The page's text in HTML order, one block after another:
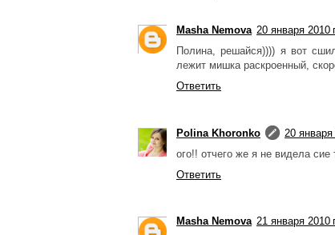
Masha Nemova 20 января 2010
Полина, решайся)))) я вот
лежит мишка раскроенный,
Ответить
Polina Khoronko
20 января
ого!! отчего же я не видела
Ответить
Masha Nemova 21 января 2010